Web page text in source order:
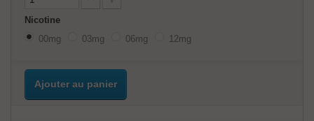
Nicotine
00mg
03mg 06mg 12mg
Ajouter au panier